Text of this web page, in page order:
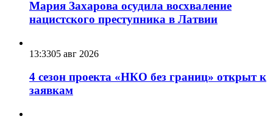
Мария Захарова осудила восхваление
нацистского преступника в Латвии
13:3305 авг 2026
4 сезон проекта «НКО без границ» открыт к
заявкам